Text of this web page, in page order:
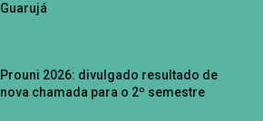
Guarujá
Prouni 2026: divulgado resultado de
nova chamada para o 2º semestre